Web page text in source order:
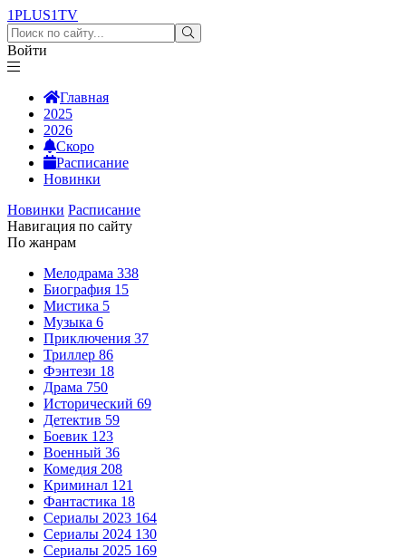
1PLUS1TV
Войти
Главная
2025
2026
Скоро
Расписание
Новинки
Новинки Расписание
Навигация по сайту
По жанрам
Мелодрама 338
Биография 15
Мистика 5
Музыка 6
Приключения 37
Триллер 86
Фэнтези 18
Драма 750
Исторический 69
Детектив 59
Боевик 123
Военный 36
Комедия 208
Криминал 121
Фантастика 18
Сериалы 2023 164
Сериалы 2024 130
Сериалы 2025 169